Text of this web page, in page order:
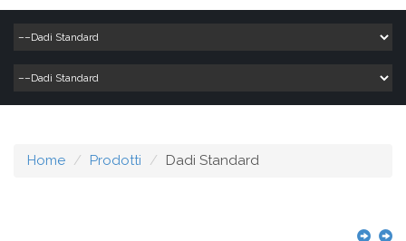
Home Prodotti Dadi Standard